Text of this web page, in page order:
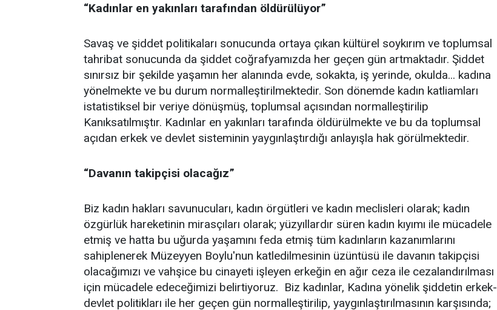
“Kadınlar en yakınları tarafından öldürülüyor”
Savaş ve şiddet politikaları sonucunda ortaya çıkan kültürel soykırım ve toplumsal
tahribat sonucunda da şiddet coğrafyamızda her geçen gün artmaktadır. Şiddet
sınırsız bir şekilde yaşamın her alanında evde, sokakta, iş yerinde, okulda... kadına
yönelmekte ve bu durum normalleştirilmektedir. Son dönemde kadın katliamları
istatistiksel bir veriye dönüşmüş, toplumsal açısından normalleştirilip
Kanıksatılmıştır. Kadınlar en yakınları tarafında öldürülmekte ve bu da toplumsal
açıdan erkek ve devlet sisteminin yaygınlaştırdığı anlayışla hak görülmektedir.
“Davanın takipçisi olacağız”
Biz kadın hakları savunucuları, kadın örgütleri ve kadın meclisleri olarak; kadın
özgürlük hareketinin mirasçıları olarak; yüzyıllardır süren kadın kıyımı ile mücadele
etmiş ve hatta bu uğurda yaşamını feda etmiş tüm kadınların kazanımlarını
sahiplenerek Müzeyyen Boylu'nun katledilmesinin üzüntüsü ile davanın takipçisi
olacağımızı ve vahşice bu cinayeti işleyen erkeğin en ağır ceza ile cezalandırılması
için mücadele edeceğimizi belirtiyoruz. Biz kadınlar, Kadına yönelik şiddetin erkek-
devlet politikları ile her geçen gün normalleştirilip, yaygınlaştırılmasının karşısında;